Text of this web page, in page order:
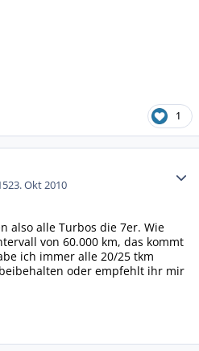
1
23. Okt 2010
also alle Turbos die 7er. Wie
von 60.000 km, das kommt
ich immer alle 20/25 tkm
oder empfehlt ihr mir